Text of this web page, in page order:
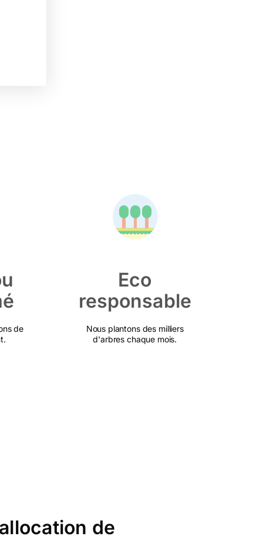
de
Eco
responsable
Nous plantons des milliers
d'arbres chaque mois.
de